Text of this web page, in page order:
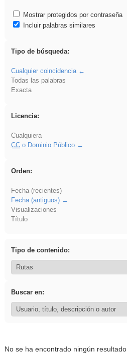
Mostrar protegidos por contraseña
Incluir palabras similares
Tipo de búsqueda:
Cualquier coincidencia
Todas las palabras
Exacta
Licencia:
Cualquiera
CCo Dominio Público
Orden:
Fecha (recientes)
Fecha (antiguos)
Visualizaciones
Título
Tipo de contenido:
Buscar en:
No se ha encontrado ningún resultado.